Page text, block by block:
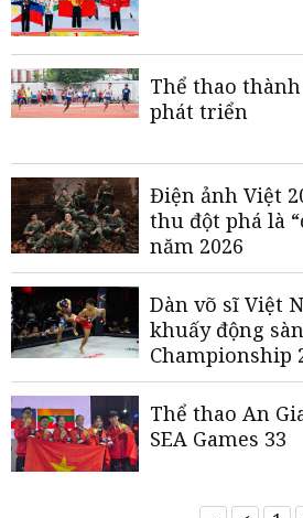
Thể thao
phát triển
Điện ảnh Việt
thu đột phá là
năm 2026
Dàn võ sĩ Việt
khuấy động
Championship
Thể thao An
SEA Games 33